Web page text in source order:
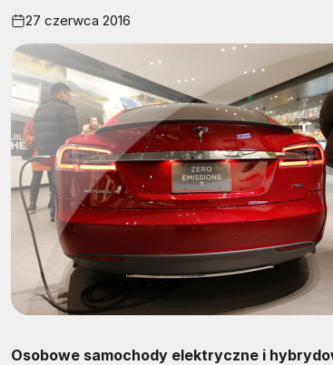
27 czerwca 2016
Osobowe samochody elektryczne i